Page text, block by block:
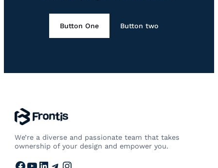
Button One Button two
We’re a diverse and passionate team that takes
ownership of your design and empower you.